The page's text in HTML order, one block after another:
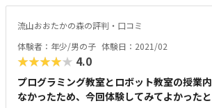
流山おおたかの森の評判・口コミ
体験者：年少/男の子 体験日：2021/02
★★★★★ 4.0
プログラミング教室とロボット教室の授業
なかったため、今回体験してみてよかったと